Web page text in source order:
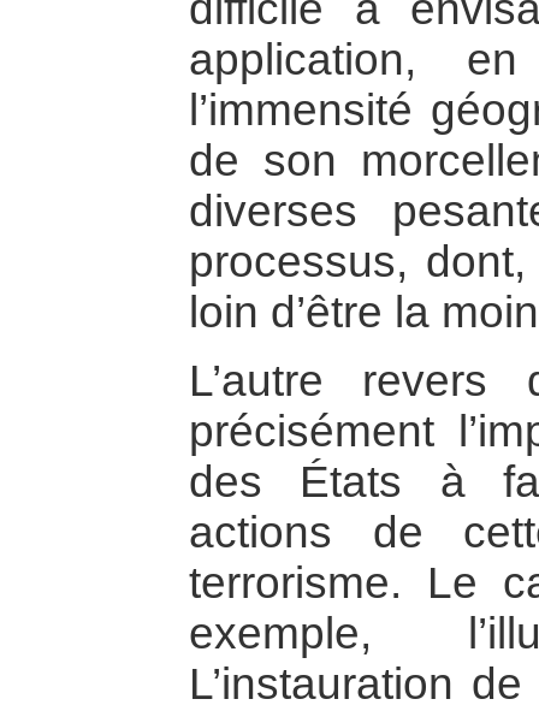
application,
l’immensité
de son
diverses
processus,
loin d’être la
L’autre
précisément
des États à
actions de
terrorisme. Le
exemple,
L’instauration